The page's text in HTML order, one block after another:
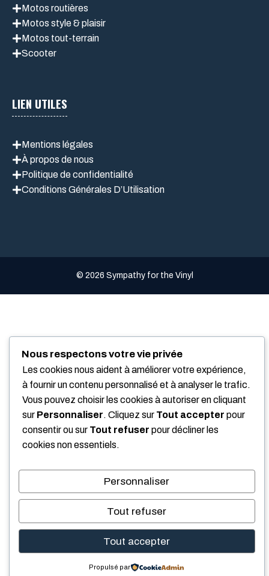
Motos routières
Motos style & plaisir
Motos tout-terrain
Scooter
LIEN UTILES
Mentions légales
À propos de nous
Politique de confidentialité
Conditions Générales D’Utilisation
© 2026 Sympathy for the Vinyl
Nous respectons votre vie privée
Les cookies nous aident à améliorer votre expérience,
à fournir un contenu personnalisé et à analyser le trafic.
Vous pouvez choisir les cookies à autoriser en cliquant
sur Personnaliser. Cliquez sur Tout accepter pour
consentir ou sur Tout refuser pour décliner les
cookies non essentiels.
Personnaliser
Tout refuser
Tout accepter
Propulsé par